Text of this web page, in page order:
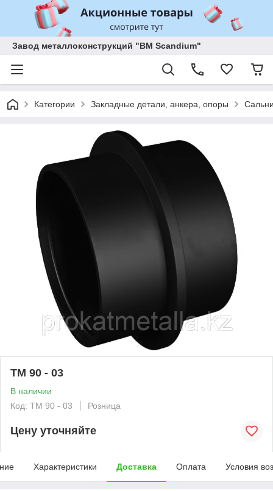
Завод металлоконструкций "BM Scandium"
Категории Закладные детали, анкера, опоры
ТМ 90 - 03
В наличии
Код: ТМ 90 - 03
Розница
Цену уточняйте
Характеристики Доставка Оплата Условия